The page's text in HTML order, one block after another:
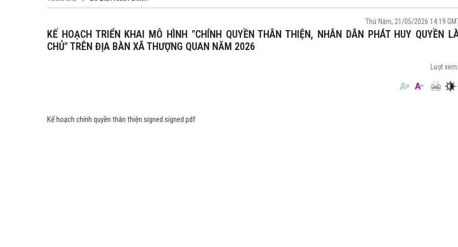
Thứ Năm, 21/05/2026 14:19
KẾ HOẠCH TRIỂN KHAI MÔ HÌNH "CHÍNH QUYỀN THÂN THIỆN, NHÂN DÂN PHÁT HUY QUYỀN LÀM
CHỦ" TRÊN ĐỊA BÀN XÃ THƯỢNG QUAN NĂM 2026
Lượt xem:
Kế hoạch chính quyền thân thiện.signed.signed.pdf